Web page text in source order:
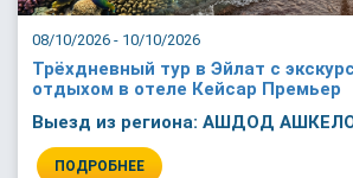
08/10/2026 - 10/10/2026
Трёхдневный тур в Эйлат с
отдыхом в отеле Кейсар Премьер
Выезд из региона: АШДОД
ПОДРОБНЕЕ